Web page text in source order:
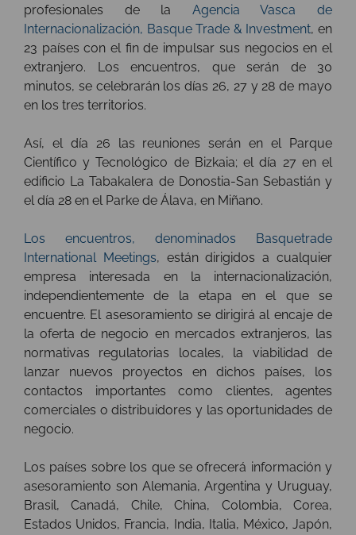
profesionales de la Agencia Vasca de
Internacionalización, Basque Trade & Investment, en
23 países con el fin de impulsar sus negocios en el
extranjero. Los encuentros, que serán de 30
minutos, se celebrarán los días 26, 27 y 28 de mayo
en los tres territorios.
Así, el día 26 las reuniones serán en el Parque
Científico y Tecnológico de Bizkaia; el día 27 en el
edificio La Tabakalera de Donostia-San Sebastián y
el día 28 en el Parke de Álava, en Miñano.
Los encuentros, denominados Basquetrade
International Meetings, están dirigidos a cualquier
empresa interesada en la internacionalización,
independientemente de la etapa en el que se
encuentre. El asesoramiento se dirigirá al encaje de
la oferta de negocio en mercados extranjeros, las
normativas regulatorias locales, la viabilidad de
lanzar nuevos proyectos en dichos países, los
contactos importantes como clientes, agentes
comerciales o distribuidores y las oportunidades de
negocio.
Los países sobre los que se ofrecerá información y
asesoramiento son Alemania, Argentina y Uruguay,
Brasil, Canadá, Chile, China, Colombia, Corea,
Estados Unidos, Francia, India, Italia, México, Japón,